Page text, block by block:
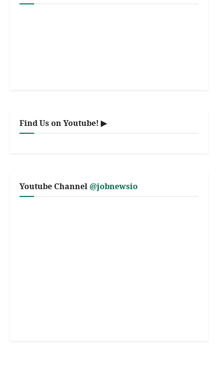
Find Us on Youtube! ▶
Youtube Channel@jobnewsio